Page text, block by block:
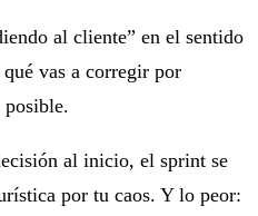
al cliente” en el sentido
vas a corregir por
posible.
al inicio, el sprint se
por tu caos. Y lo peor: